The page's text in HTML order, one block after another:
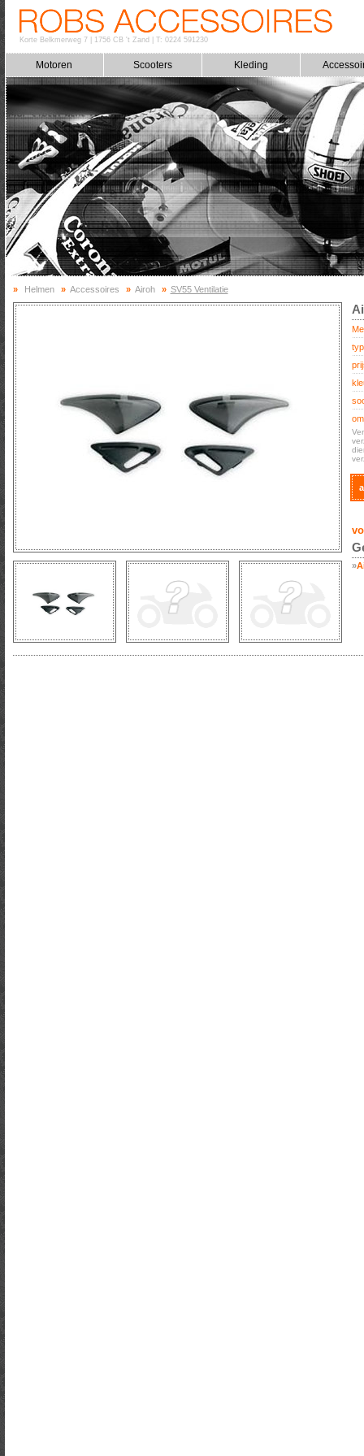
Korte Belkmerweg 7| 1756 CB 't Zand T: 0224 591230
Motoren Scooters Kleding
» Helmen » Accessoires » Airoh » SV55 Ventilatie
»